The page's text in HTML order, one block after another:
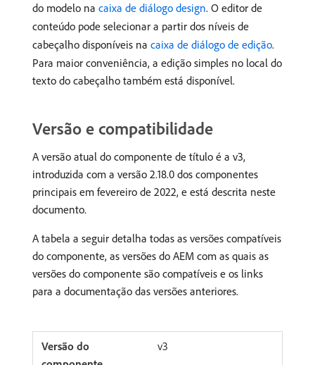
do modelo na caixa de diálogo design. O editor de
conteúdo pode selecionar a partir dos níveis de
cabeçalho disponíveis na caixa de diálogo de edição.
Para maior conveniência, a edição simples no local do
texto do cabeçalho também está disponível.
Versão e compatibilidade
A versão atual do componente de título é a v3,
introduzida com a versão 2.18.0 dos componentes
principais em fevereiro de 2022, e está descrita neste
documento.
A tabela a seguir detalha todas as versões compatíveis
do componente, as versões do AEM com as quais as
versões do componente são compatíveis e os links
para a documentação das versões anteriores.
v3